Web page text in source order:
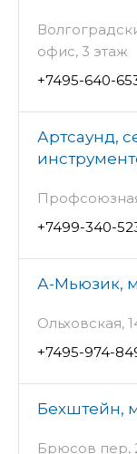
офис, 3 этаж
+7495-640-
Артсаунд,
+7499-340-
А-Мьюзик,
Ольховская,
+7495-974-
Бехштейн,
Брюсов пер,